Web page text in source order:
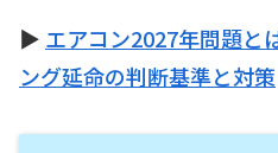
▶ エアコン2027年問題と
ング延命の判断基準と対策